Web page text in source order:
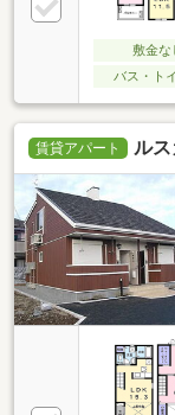
敷金な
バス・ト
賃貸アパート ルス